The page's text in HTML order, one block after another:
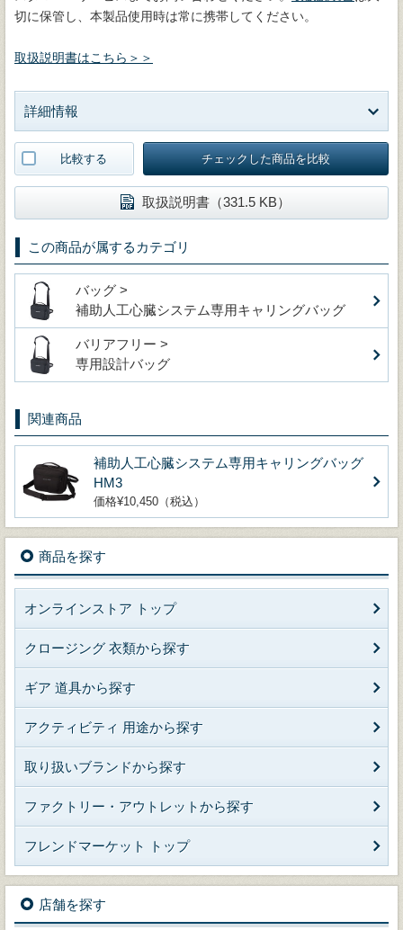
切に保管し、本製品使用時は常に携帯してください。
取扱説明書はこちら＞＞
詳細情報
比較する チェックした商品を比較
取扱説明書（331.5 KB）
この商品が属するカテゴリ
バッグ >
補助人工心臓システム専用キャリングバッグ
バリアフリー >
専用設計バッグ
関連商品
補助人工心臓システム専用キャリングバッグ
HM3
価格¥10,450（税込）
商品を探す
オンラインストア トップ
クロージング 衣類から探す
ギア 道具から探す
アクティビティ 用途から探す
取り扱いブランドから探す
ファクトリー・アウトレットから探す
フレンドマーケット トップ
店舗を探す